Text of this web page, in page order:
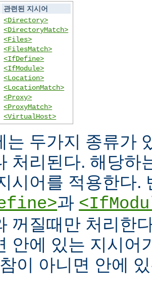
관련된 지시어
<Directory>
<DirectoryMatch>
<Files>
<FilesMatch>
<IfDefine>
<IfModule>
<Location>
<LocationMatch>
<Proxy>
<ProxyMatch>
<VirtualHost>
는 두가지 종류가
처리된다. 해당하
시어를 적용한다.
과
꺼질때만 처리한
안에 있는 지시어
이 아니면 안에